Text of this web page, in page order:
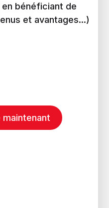
bénéficiant de
et avantages...)
maintenant